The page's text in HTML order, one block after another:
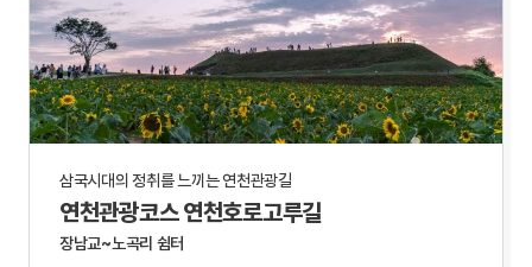
삼국시대의 정취를 느끼는 연천관광길
연천관광코스 연천호로고루길
장남교~노곡리 쉼터